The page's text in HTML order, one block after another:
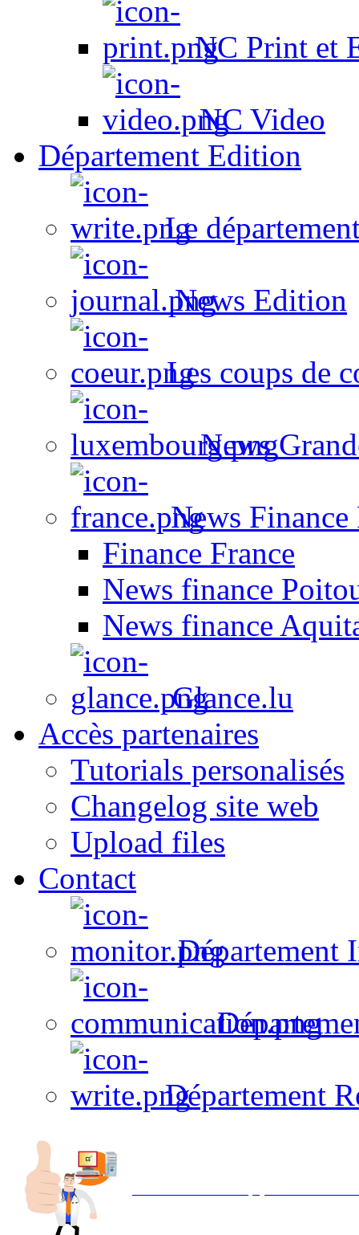
NC Print et
NC Video
Département Edition
Le
News Edition
Les coups de
News
News Finance
Finance France
News finance
News finance
Glance.lu
Accès partenaires
Tutorials personalisés
Changelog site web
Upload files
Contact
Département
Département